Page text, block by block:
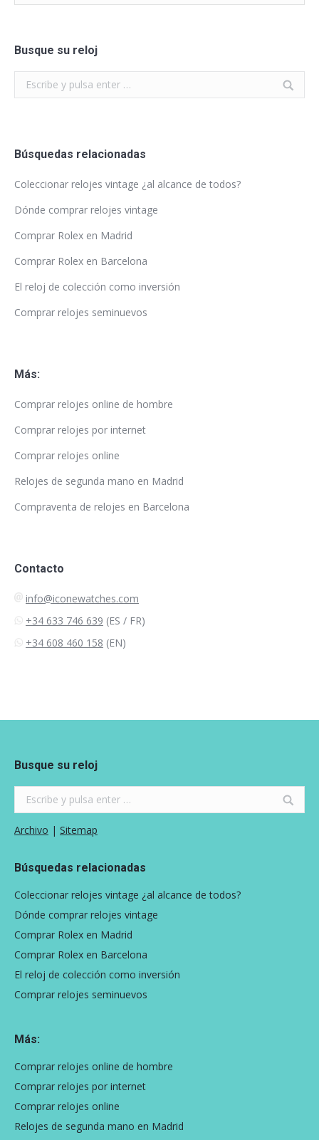
Busque su reloj
Search:
Búsquedas relacionadas
Coleccionar relojes vintage ¿al alcance de todos?
Dónde comprar relojes vintage
Comprar Rolex en Madrid
Comprar Rolex en Barcelona
El reloj de colección como inversión
Comprar relojes seminuevos
Más:
Comprar relojes online de hombre
Comprar relojes por internet
Comprar relojes online
Relojes de segunda mano en Madrid
Compraventa de relojes en Barcelona
Contacto
info@iconewatches.com
+34 633 746 639 (ES / FR)
+34 608 460 158 (EN)
Busque su reloj
Archivo | Sitemap
Búsquedas relacionadas
Coleccionar relojes vintage ¿al alcance de todos?
Dónde comprar relojes vintage
Comprar Rolex en Madrid
Comprar Rolex en Barcelona
El reloj de colección como inversión
Comprar relojes seminuevos
Más:
Comprar relojes online de hombre
Comprar relojes por internet
Comprar relojes online
Relojes de segunda mano en Madrid